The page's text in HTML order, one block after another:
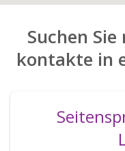
Suchen
kontakte in